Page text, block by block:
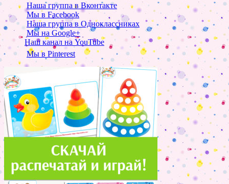
Наша группа в Вконтакте
Мы в Facebook
Наша группа в Одноклассниках
Мы на Google+
Наш канал на YouTube
Мы в Pinterest